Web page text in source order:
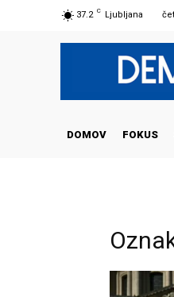
37.2 C Ljubljana
DOMOV FOKUS